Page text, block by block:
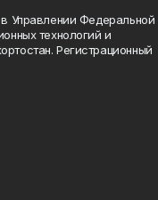
Управлении Федеральной
технологий и
Регистрационный